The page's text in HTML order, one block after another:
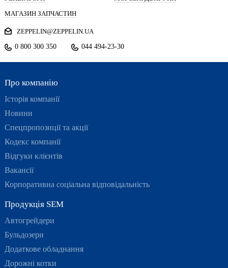
МАГАЗИН ЗАПЧАСТИН
ZEPPELIN@ZEPPELIN.UA
0 800 300 350
044 494-23-30
Про компанію
Історія компанії
Новини
Спецпропозиції та акції
Кодекс компанії
Відгуки клієнтів
Вакансії
Корпоративна соціальна відповідальність
Продукція SEM
Автогрейдери
Бульдозери
Додаткове обладнання
Дорожні котки